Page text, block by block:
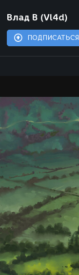
Влад В (Vl4d)
ПОДПИСАТЬСЯ